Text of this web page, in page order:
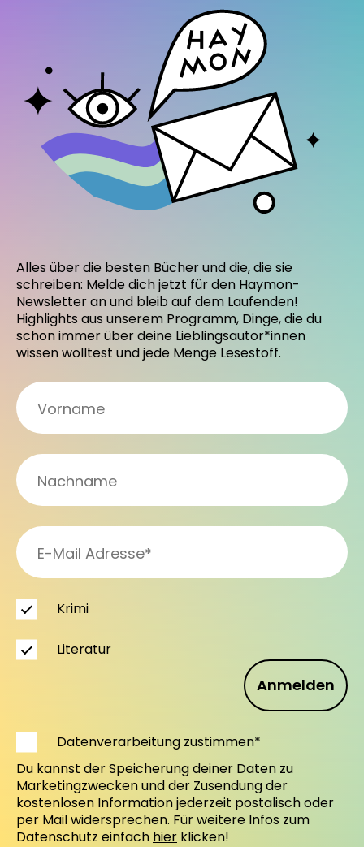
Alles über die besten Bücher und die, die sie
schreiben: Melde dich jetzt für den Haymon-
Newsletter an und bleib auf dem Laufenden!
Highlights aus unserem Programm, Dinge, die du
schon immer über deine Lieblingsautor*innen
wissen wolltest und jede Menge Lesestoff.
Anmelden
Krimi
Literatur
Datenverarbeitung zustimmen*
Du kannst der Speicherung deiner Daten zu
Marketingzwecken und der Zusendung der
kostenlosen Information jederzeit postalisch oder
per Mail widersprechen. Für weitere Infos zum
Datenschutz einfach hier klicken!